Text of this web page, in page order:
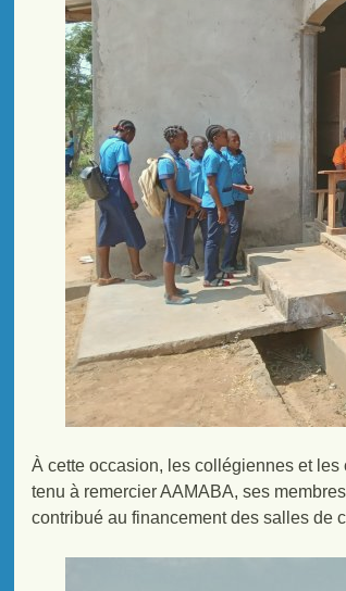
À cette occasion, les collégiennes et
tenu à remercier AAMABA, ses
contribué au financement des salles de